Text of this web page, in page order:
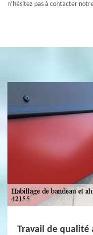
n’hésitez pas à contacter
Travail de qualité